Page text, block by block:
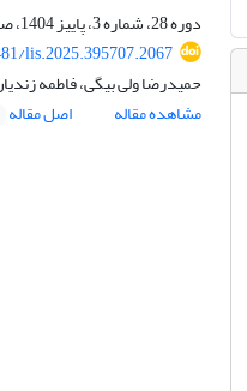
دوره 28، شماره 3، پاییز 1404، صفحه
lis.2025.395707.2067
حمیدرضا ولی بیگی، فاطمه
مشاهده مقاله
اصل مقاله